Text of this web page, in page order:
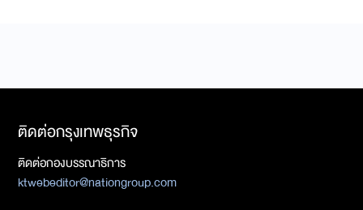
ติดต่อกรุงเทพธุรกิจ
ติดต่อกองบรรณาธิการ
ktwebeditor@nationgroup.com